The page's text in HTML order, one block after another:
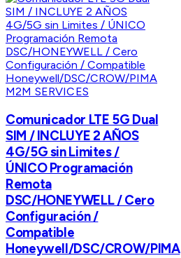
M2M SERVICES
Comunicador LTE 5G Dual
SIM / INCLUYE 2 AÑOS
4G/5G sin Limites /
ÚNICO Programación
Remota
DSC/HONEYWELL / Cero
Configuración /
Compatible
Honeywell/DSC/CROW/PIMA